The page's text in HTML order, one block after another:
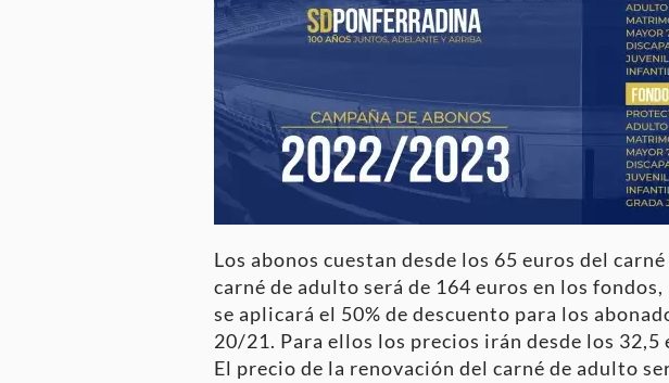
Los abonos cuestan desde los 65 euros del
carné de adulto será de 164 euros en los
se aplicará el 50% de descuento para los
20/21. Para ellos los precios irán desde los
El precio de la renovación del carné de adulto